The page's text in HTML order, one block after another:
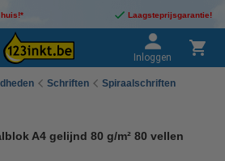
Laagsteprijsgarantie!
Inloggen
Schriften
Spiraalschriften
A4 gelijnd 80 g/m² 80 vellen